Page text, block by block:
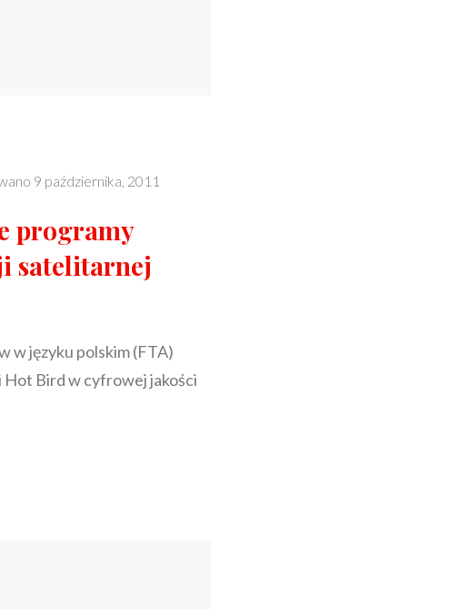
9 października, 2011
programy
satelitarnej
w języku polskim (FTA)
Bird w cyfrowej jakości